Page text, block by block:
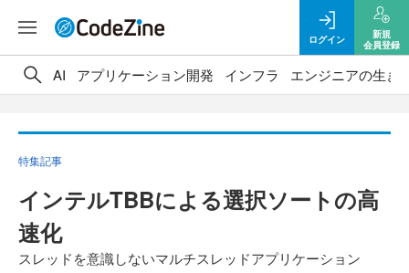
ログイン
新規
会員登録
AI アプリケーション開発 インフラ エンジニアの生き
特集記事
インテルTBBによる選択ソートの高
速化
スレッドを意識しないマルチスレッドアプリケーション